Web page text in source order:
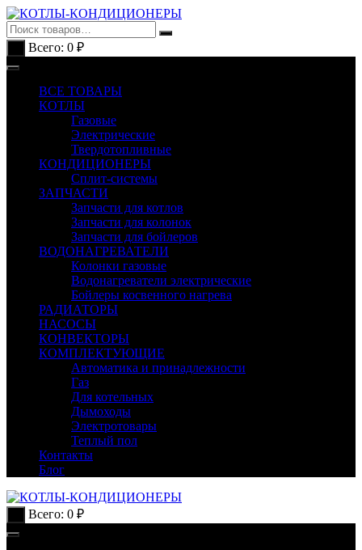
Перейти
к
содержимому
Всего: 0 ₽
ВСЕ ТОВАРЫ
КОТЛЫ
Газовые
Электрические
Твердотопливные
КОНДИЦИОНЕРЫ
Сплит-системы
ЗАПЧАСТИ
Запчасти для котлов
Запчасти для колонок
Запчасти для бойлеров
ВОДОНАГРЕВАТЕЛИ
Колонки газовые
Водонагреватели электрические
Бойлеры косвенного нагрева
РАДИАТОРЫ
НАСОСЫ
КОНВЕКТОРЫ
КОМПЛЕКТУЮЩИЕ
Автоматика и принадлежности
Газ
Для котельных
Дымоходы
Электротовары
Теплый пол
Контакты
Блог
Всего: 0 ₽